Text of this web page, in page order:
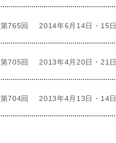
第765回 2014年6月14日・15日
第705回 2013年4月20日・21日
第704回 2013年4月13日・14日